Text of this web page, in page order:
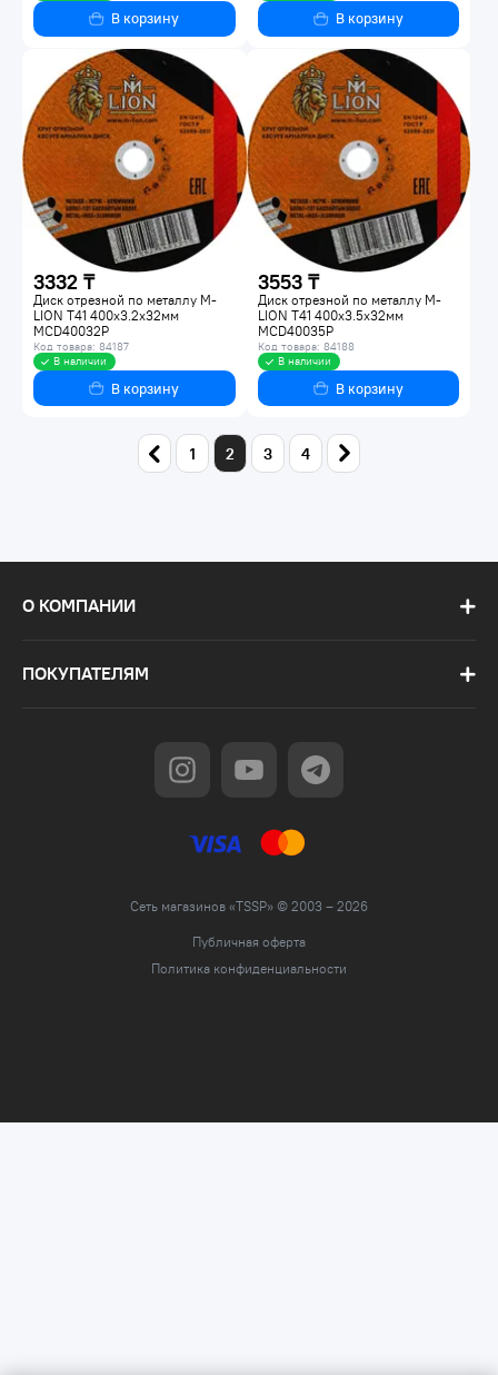
В корзину В корзину
3332 ₸
Диск отрезной по металлу M-
LION Т41 400х3.2х32мм
MCD40032P
Код товара: 84187
В наличии
В корзину
3553 ₸
Диск отрезной по металлу M-
LION Т41 400х3.5х32мм
MCD40035P
Код товара: 84188
В наличии
В корзину
1 2 3 4
О КОМПАНИИ
ПОКУПАТЕЛЯМ
Сеть магазинов «TSSP» © 2003 – 2026
Публичная оферта
Политика конфиденциальности